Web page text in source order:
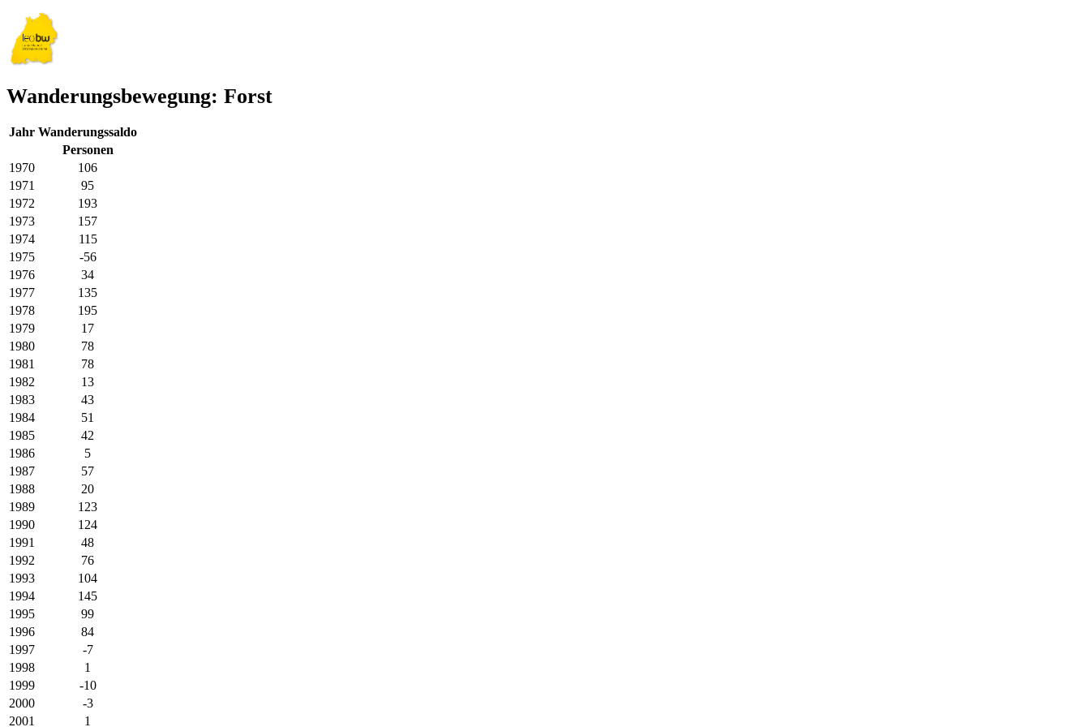
Wanderungsbewegung: Forst
Jahr Wanderungssaldo
Personen
1970
106
1971
95
1972
193
1973
157
1974
115
1975
-56
1976
34
1977
135
1978
195
1979
17
1980
78
1981
78
1982
13
1983
43
1984
51
1985
42
1986
5
1987
57
1988
20
1989
123
1990
124
1991
48
1992
76
1993
104
1994
145
1995
99
1996
84
1997
-7
1998
1
1999
-10
2000
-3
2001
1